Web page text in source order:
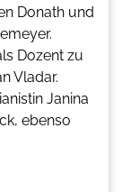
Donath und
Dozent zu
Vladar.
Janina
ebenso